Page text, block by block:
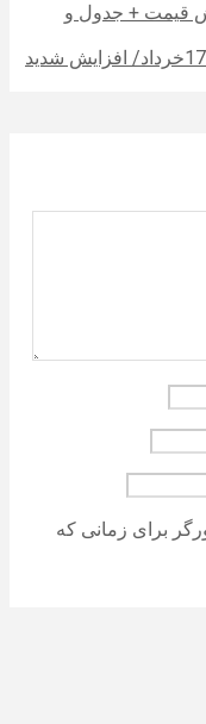
افزایش قیمت + جدول و
آخرین قیمت طلای 18عیار امروز یکشنبه 17خرداد/ افزایش شدید
برای زمانی که